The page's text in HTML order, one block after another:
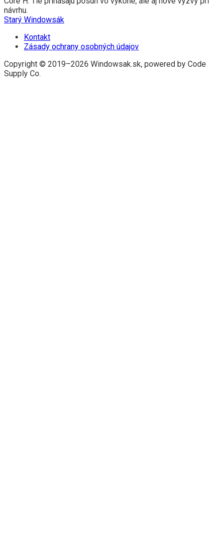
návrhu.
Starý Windowsák
Kontakt
Zásady ochrany osobných údajov
Copyright © 2019–2026 Windowsak.sk, powered by Code
Supply Co.